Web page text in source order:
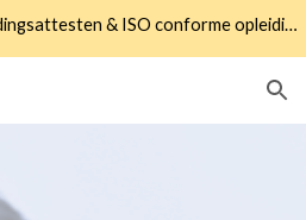
uniek aanbod: erkende opleidingsattesten & ISO conforme opleidingen